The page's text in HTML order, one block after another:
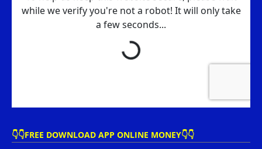
👇👇FREE DOWNLOAD APP ONLINE MONEY👇👇